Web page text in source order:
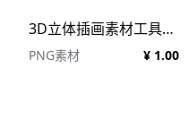
3D立体插画素材工具厨具模型
PNG素材 ¥ 1.00